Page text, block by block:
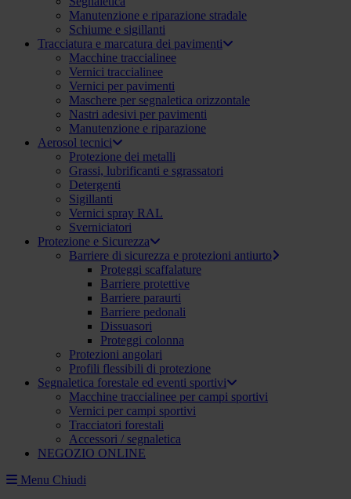
Manutenzione e riparazione stradale
Schiume e sigillanti
Tracciatura e marcatura dei pavimenti
Macchine traccialinee
Vernici traccialinee
Vernici per pavimenti
Maschere per segnaletica orizzontale
Nastri adesivi per pavimenti
Manutenzione e riparazione
Aerosol tecnici
Protezione dei metalli
Grassi, lubrificanti e sgrassatori
Detergenti
Sigillanti
Vernici spray RAL
Sverniciatori
Protezione e Sicurezza
Barriere di sicurezza e protezioni antiurto
Proteggi scaffalature
Barriere protettive
Barriere paraurti
Barriere pedonali
Dissuasori
Proteggi colonna
Protezioni angolari
Profili flessibili di protezione
Segnaletica forestale ed eventi sportivi
Macchine traccialinee per campi sportivi
Vernici per campi sportivi
Tracciatori forestali
Accessori / segnaletica
NEGOZIO ONLINE
Menu Chiudi